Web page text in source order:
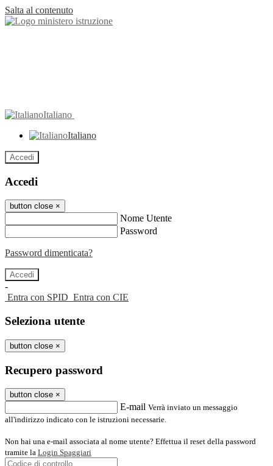
Salta al contenuto
Italiano
Italiano
Accedi
Accedi
button close ×
Nome Utente
Password
Password dimenticata?
-
Entra con SPID Entra con CIE
Seleziona utente
button close ×
Recupero password
button close ×
E-mail Verrà inviato un messaggio
all'indirizzo indicato con le istruzioni necessarie.
Non hai una e-mail associata al nome utente? Effettua il reset della password
tramite la Login Spaggiari